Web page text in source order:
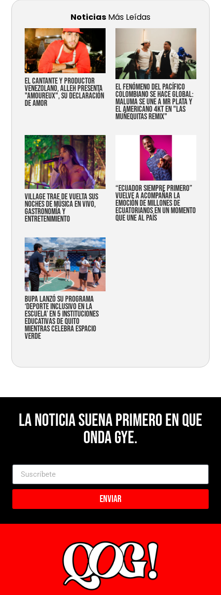
Noticias Más Leídas
EL CANTANTE Y PRODUCTOR
VENEZOLANO, ALLEH PRESENTA
"AMOUREUX", SU DECLARACIÓN
DE AMOR
EL FENÓMENO DEL PACÍFICO
COLOMBIANO SE HACE GLOBAL:
MALUMA SE UNE A MR PLATA Y
EL AMERICANO 4KT EN "LAS
MUÑEQUITAS REMIX"
Village trae de vuelta sus
noches de música en vivo,
gastronomía y
entretenimiento
“Ecuador siempre primero”
vuelve a acompañar la
emoción de millones de
ecuatorianos en un momento
que une al país
Bupa lanzó su programa
‘Deporte Inclusivo en la
Escuela’ en 5 instituciones
educativas de Quito
mientras celebra espacio
verde
La noticia suena primero en Que
Onda Gye.
Enviar